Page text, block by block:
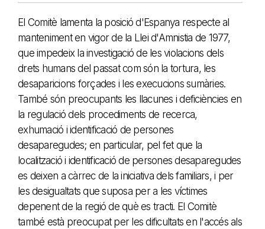
El Comitè lamenta la posició d'Espanya respecte al
manteniment en vigor de la Llei d'Amnistia de 1977,
que impedeix la investigació de les violacions dels
drets humans del passat com són la tortura, les
desaparicions forçades i les execucions sumàries.
També són preocupants les llacunes i deficiències en
la regulació dels procediments de recerca,
exhumació i identificació de persones
desaparegudes; en particular, pel fet que la
localització i identificació de persones desaparegudes
es deixen a càrrec de la iniciativa dels familiars, i per
les desigualtats que suposa per a les víctimes
depenent de la regió de què es tracti. El Comitè
també està preocupat per les dificultats en l'accés als